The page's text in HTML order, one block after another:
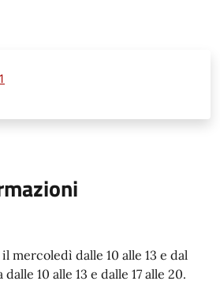
mercoledì dalle 10 alle 13 e dal
10 alle 13 e dalle 17 alle 20.